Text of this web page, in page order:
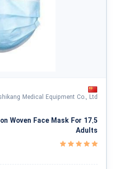
Medical Equipment Co., Ltd.
Woven Face Mask For
Adults